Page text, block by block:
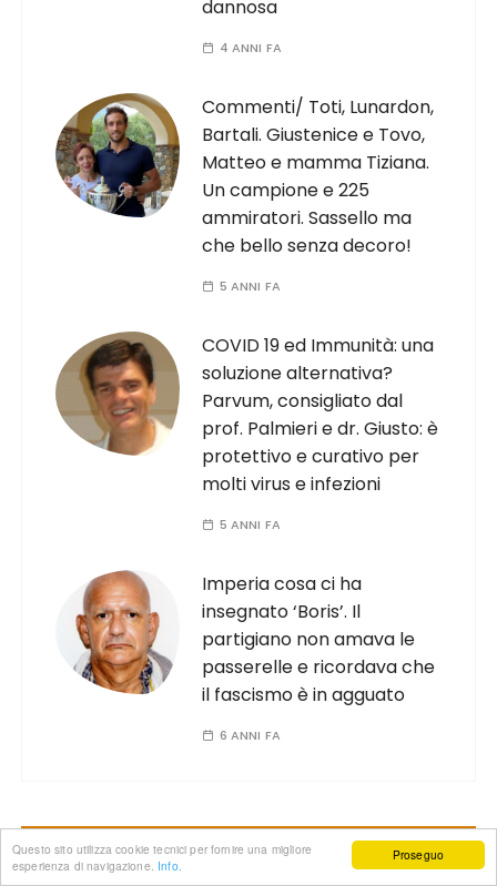
Proseguo
Questo sito utilizza cookie tecnici per fornire una migliore
esperienza di navigazione. Info.
dannosa
4 ANNI FA
Commenti/ Toti, Lunardon,
Bartali. Giustenice e Tovo,
Matteo e mamma Tiziana.
Un campione e 225
ammiratori. Sassello ma
che bello senza decoro!
5 ANNI FA
COVID 19 ed Immunità: una
soluzione alternativa?
Parvum, consigliato dal
prof. Palmieri e dr. Giusto: è
protettivo e curativo per
molti virus e infezioni
5 ANNI FA
Imperia cosa ci ha
insegnato ‘Boris’. Il
partigiano non amava le
passerelle e ricordava che
il fascismo è in agguato
6 ANNI FA
Anno XV
Numero 48 del 30 luglio 2026